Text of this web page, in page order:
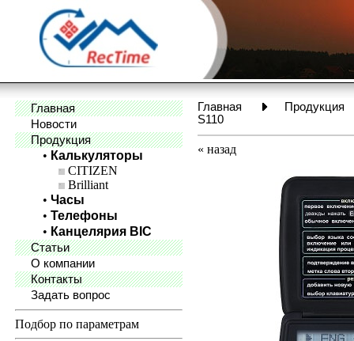
Главная
Новости
Продукция
• Калькуляторы
CITIZEN
Brilliant
• Часы
• Телефоны
• Канцелярия BIC
Статьи
О компании
Контакты
Задать вопрос
Подбор по параметрам
Главная
Продукция
S110
« назад